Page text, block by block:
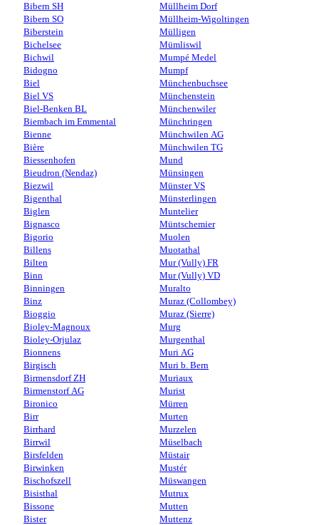
Bibern SH
Bibern SO
Biberstein
Bichelsee
Bichwil
Bidogno
Biel
Biel VS
Biel-Benken BL
Biembach im Emmental
Bienne
Bière
Biessenhofen
Bieudron (Nendaz)
Biezwil
Bigenthal
Biglen
Bignasco
Bigorio
Billens
Bilten
Binn
Binningen
Binz
Bioggio
Bioley-Magnoux
Bioley-Orjulaz
Bionnens
Birgisch
Birmensdorf ZH
Birmenstorf AG
Bironico
Birr
Birrhard
Birrwil
Birsfelden
Birwinken
Bischofszell
Bisisthal
Bissone
Bister
Müllheim Dorf
Müllheim-Wigoltingen
Mülligen
Mümliswil
Mumpé Medel
Mumpf
Münchenbuchsee
Münchenstein
Münchenwiler
Münchringen
Münchwilen AG
Münchwilen TG
Mund
Münsingen
Münster VS
Münsterlingen
Muntelier
Müntschemier
Muolen
Muotathal
Mur (Vully) FR
Mur (Vully) VD
Muralto
Muraz (Collombey)
Muraz (Sierre)
Murg
Murgenthal
Muri AG
Muri b. Bern
Muriaux
Murist
Mürren
Murten
Murzelen
Müselbach
Müstair
Mustér
Müswangen
Mutrux
Mutten
Muttenz